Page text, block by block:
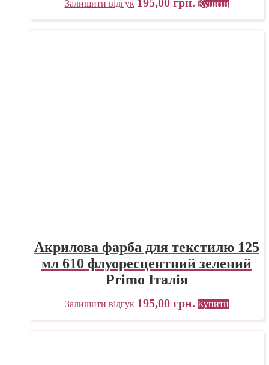
Залишити відгук Купити
Акрилова фарба для текстилю 125
мл 610 флуоресцентний зелений
Primo Італія
Залишити відгук 195,00 грн. Купити